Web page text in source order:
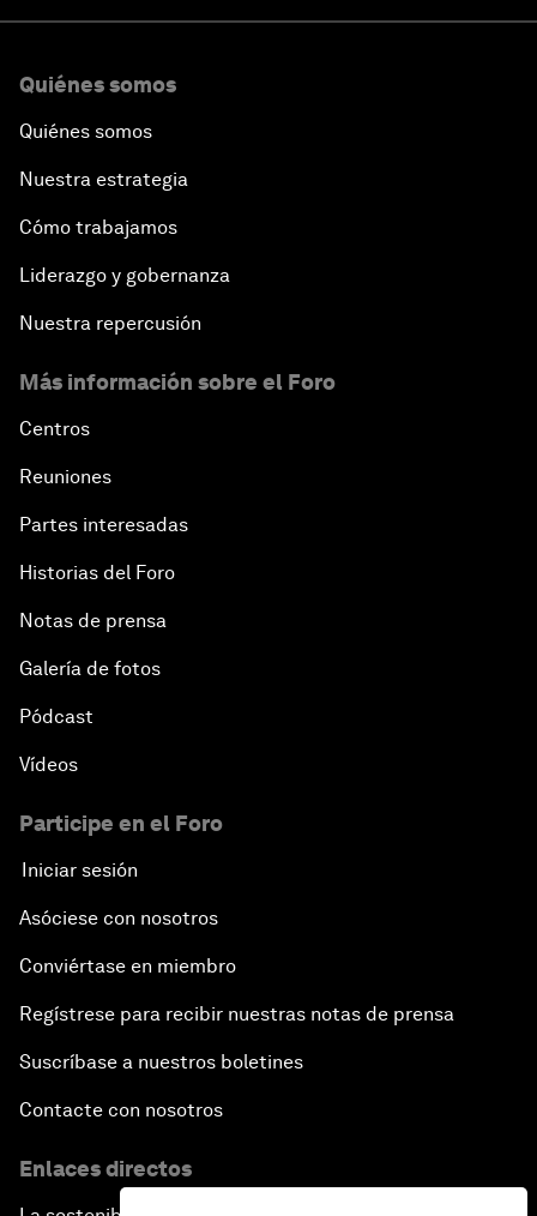
Quiénes somos
Quiénes somos
Nuestra estrategia
Cómo trabajamos
Liderazgo y gobernanza
Nuestra repercusión
Más información sobre el Foro
Centros
Reuniones
Partes interesadas
Historias del Foro
Notas de prensa
Galería de fotos
Pódcast
Vídeos
Participe en el Foro
Iniciar sesión
Asóciese con nosotros
Conviértase en miembro
Regístrese para recibir nuestras notas de prensa
Suscríbase a nuestros boletines
Contacte con nosotros
Enlaces directos